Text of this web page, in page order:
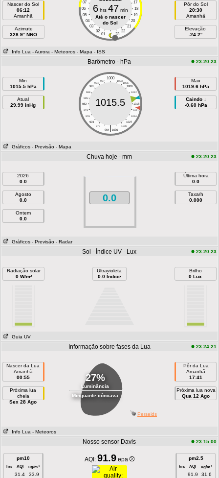
Nascer do Sol
06:12
Amanhã
Azimute
328.9° NNO
07
17
06
18
05
19
04
20
03
21
02
22
01 23
6hrs 47 min
Até o nascer
do Sol
Pôr do Sol
20:30
Amanhã
Elevação
-24.2°
Info Lua - Aurora - Meteoros - Mapa - ISS
Barômetro - hPa 23:20:23
Min
1015.5 hPa
Atual
29.99 inHg
1000
997 1003
994
1006
991
1009
988
1012
985
1015
982
1018
979
1021
976
1024
973
1027
970
1030
|
964 1036
1015.5
Max
1019.6 hPa
Caindo ↓
-0.60 hPa
Gráficos - Previsão - Mapa
Chuva hoje - mm 23:20:23
2026
0.0
Agosto
0.0
Ontem
0.0
0.0
Última hora
0.0
Taxa/h
0.000
Gráficos - Previsão - Radar
Sol - Índice UV - Lux 23:20:23
Radiação solar
0 W/m²
Ultravioleta
0.0 Índice
Brilho
0 Lux
Guia UV
Informação sobre fases da Lua 23:24:21
Nascer da Lua
Amanhã
00:55
Próxima lua
cheia
Sex 28 Ago
27%
Luminância
Minguante côncava
Pôr da Lua
Amanhã
17:41
Próxima lua nova
Qua 12 Ago
Perseids
Info Lua - Meteoros
Nosso sensor Davis 23:15:00
pm10
hrs AQI ug/m3
31.4 33.9
AQI: 91.9 epa pm2.5
hrs AQI ug/m3
91.9 31.6